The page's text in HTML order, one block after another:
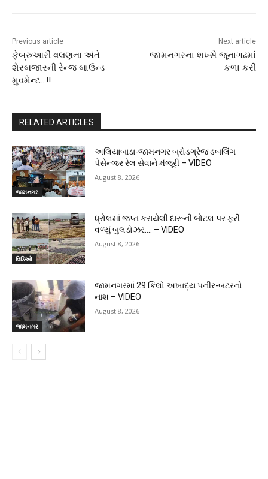
Previous article
ફેબ્રુઆરી વલણના અંતે
શેરબજારની રેન્જ બાઉન્ડ
મુવમેન્ટ…!!
Next article
જામનગરના શખ્સે જૂનાગઢમાં
કળા કરી
RELATED ARTICLES
જામનગર
અલિયાબાડા-જામનગર બ્રોડગ્રેજ ડબલિંગ
પેસેન્જર રેલ સેવાને મંજૂરી – VIDEO
August 8, 2026
વિડિઓ
ધ્રોલમાં જપ્ત કરાયેલી દારૂની બોટલ પર ફરી
વળ્યું બુલડોઝર…. – VIDEO
August 8, 2026
જામનગર
જામનગરમાં 29 કિલો અખાદ્ય પનીર-બટરનો
નાશ – VIDEO
August 8, 2026